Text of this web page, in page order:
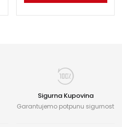
Sigurna Kupovina
Garantujemo potpunu sigurnost